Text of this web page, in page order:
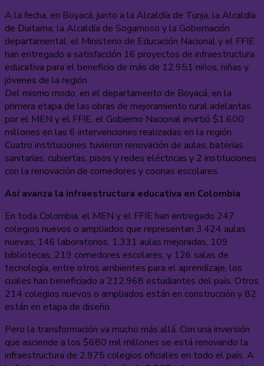
A la fecha, en Boyacá, junto a la Alcaldía de Tunja, la Alcaldía
de Duitama, la Alcaldía de Sogamoso y la Gobernación
departamental, el Ministerio de Educación Nacional y el FFIE
han entregado a satisfacción 16 proyectos de infraestructura
educativa para el beneficio de más de 12.951 niños, niñas y
jóvenes de la región.
Del mismo modo, en el departamento de Boyacá, en la
primera etapa de las obras de mejoramiento rural adelantas
por el MEN y el FFIE, el Gobierno Nacional invirtió $1.600
millones en las 6 intervenciones realizadas en la región.
Cuatro instituciones tuvieron renovación de aulas, baterías
sanitarias, cubiertas, pisos y redes eléctricas y 2 instituciones
con la renovación de comedores y cocinas escolares.
Así avanza la infraestructura educativa en Colombia
En toda Colombia, el MEN y el FFIE han entregado 247
colegios nuevos o ampliados que representan 3.424 aulas
nuevas, 146 laboratorios, 1.331 aulas mejoradas, 109
bibliotecas, 219 comedores escolares, y 126 salas de
tecnología, entre otros ambientes para el aprendizaje, los
cuales han beneficiado a 212.968 estudiantes del país. Otros
214 colegios nuevos o ampliados están en construcción y 82
están en etapa de diseño.
Pero la transformación va mucho más allá. Con una inversión
que asciende a los $680 mil millones se está renovando la
infraestructura de 2.975 colegios oficiales en todo el país. A